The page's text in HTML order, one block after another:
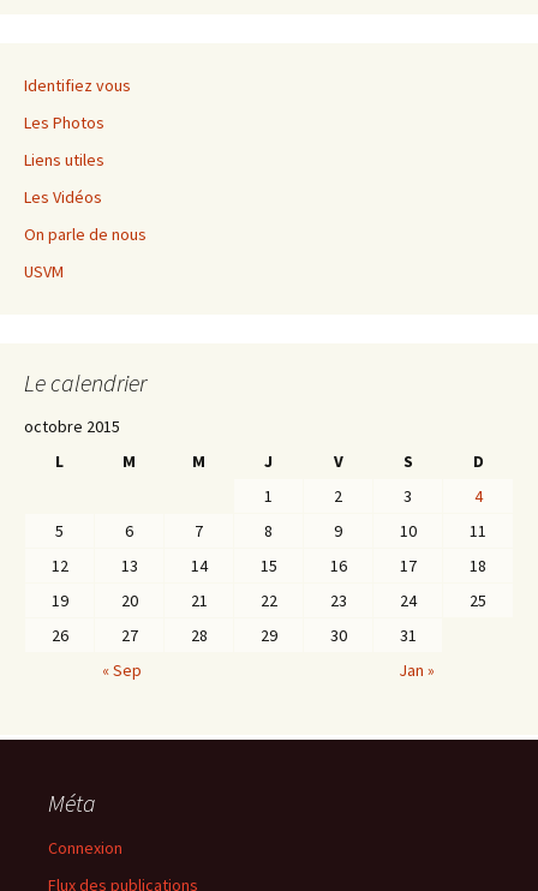
Identifiez vous
Les Photos
Liens utiles
Les Vidéos
On parle de nous
USVM
Le calendrier
octobre 2015
L
M M J V S
D
1
2 3
4
5
6 7 8 9 10
11
12
13 14 15 16 17
18
19
20 21 22 23 24
25
26
27 28 29 30
31
« Sep
Jan »
Méta
Connexion
Flux des publications